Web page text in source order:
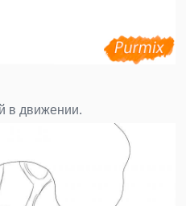
в движении.